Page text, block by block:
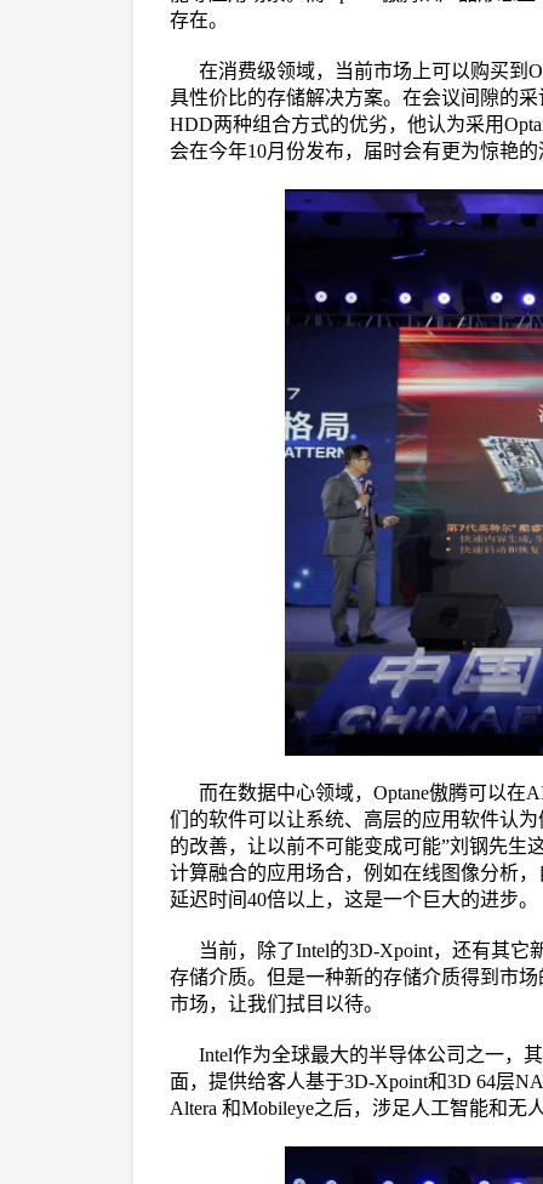
存在。
在消费级领域，当前市场上可以购买到
具性价比的存储解决方案。在会议间隙的采
HDD两种组合方式的优劣，他认为采用
会在今年10月份发布，届时会有更为惊艳
而在数据中心领域，Optane傲腾可以
们的软件可以让系统、高层的应用软件认
的改善，让以前不可能变成可能”刘钢先生
计算融合的应用场合，例如在线图像分析
延迟时间40倍以上，这是一个巨大的进步。
当前，除了Intel的3D-Xpoint，还有其
存储介质。但是一种新的存储介质得到市
市场，让我们拭目以待。
Intel作为全球最大的半导体公司之一，
面，提供给客人基于3D-Xpoint和3D 64层
Altera 和Mobileye之后，涉足人工智能和